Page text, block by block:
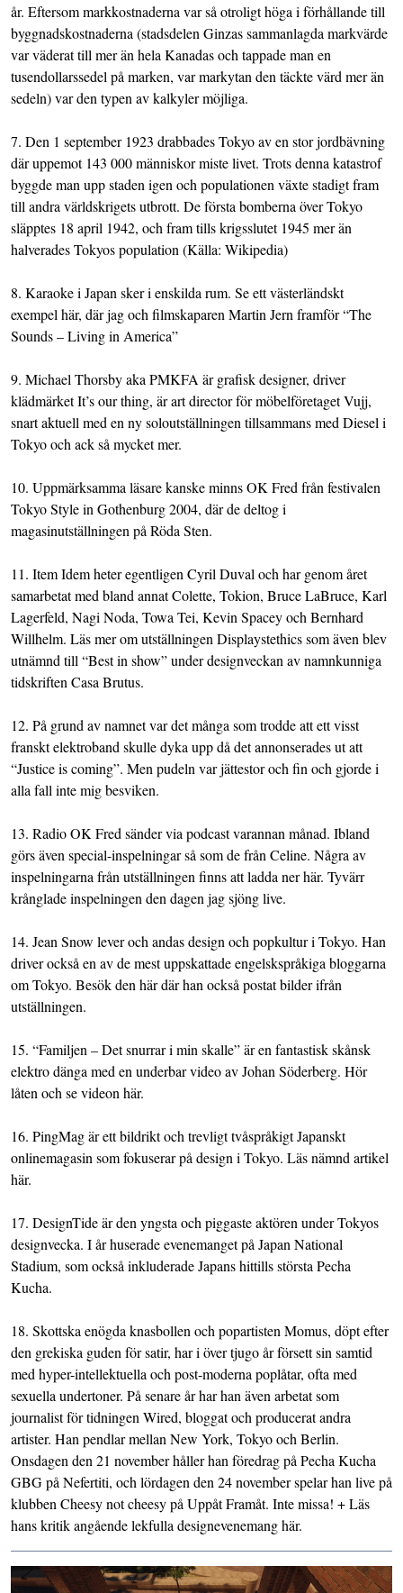
år. Eftersom markkostnaderna var så otroligt höga i förhållande till
byggnadskostnaderna (stadsdelen Ginzas sammanlagda markvärde
var väderat till mer än hela Kanadas och tappade man en
tusendollarssedel på marken, var markytan den täckte värd mer än
sedeln) var den typen av kalkyler möjliga.
7. Den 1 september 1923 drabbades Tokyo av en stor jordbävning
där uppemot 143 000 människor miste livet. Trots denna katastrof
byggde man upp staden igen och populationen växte stadigt fram
till andra världskrigets utbrott. De första bomberna över Tokyo
släpptes 18 april 1942, och fram tills krigsslutet 1945 mer än
halverades Tokyos population (Källa: Wikipedia)
8. Karaoke i Japan sker i enskilda rum. Se ett västerländskt
exempel här, där jag och filmskaparen Martin Jern framför “The
Sounds – Living in America”
9. Michael Thorsby aka PMKFA är grafisk designer, driver
klädmärket It’s our thing, är art director för möbelföretagetVujj,
snart aktuell med en ny soloutställningen tillsammans med Diesel i
Tokyo och ack så mycket mer.
10. Uppmärksamma läsare kanske minns OK Fred från festivalen
Tokyo Style in Gothenburg 2004, där de deltog i
magasinutställningen på Röda Sten.
11. Item Idemheter egentligen Cyril Duval och har genom året
samarbetat med bland annat Colette, Tokion, Bruce LaBruce, Karl
Lagerfeld, Nagi Noda, Towa Tei, Kevin Spacey och Bernhard
Willhelm. Läs mer om utställningen Displaystethicssom även blev
utnämnd till “Best in show” under designveckan av namnkunniga
tidskriften Casa Brutus.
12. På grund av namnet var det många som trodde att ett visst
franskt elektroband skulle dyka upp då det annonserades ut att
“Justice is coming”. Men pudeln var jättestor och fin och gjorde i
alla fall inte mig besviken.
13. Radio OK Fred sänder via podcast varannan månad. Ibland
görs även special-inspelningar så som de från Celine. Några av
inspelningarna från utställningen finns att ladda nerhär. Tyvärr
krånglade inspelningen den dagen jag sjöng live.
14. Jean Snow lever och andas design och popkultur i Tokyo. Han
driver också en av de mest uppskattade engelskspråkiga bloggarna
om Tokyo. Besök den härdär han också postatbilder ifrån
utställningen.
15. “Familjen – Det snurrar i min skalle” är en fantastisk skånsk
elektro dänga med en underbar video av Johan Söderberg. Hör
låten och se videon här.
16. PingMag är ett bildrikt och trevligt tvåspråkigt Japanskt
onlinemagasin som fokuserar på design i Tokyo. Läs nämnd artikel
här.
17. DesignTideär den yngsta och piggaste aktören under Tokyos
designvecka. I år huserade evenemanget på Japan National
Stadium, som också inkluderade Japans hittills största Pecha
Kucha.
18. Skottska enögda knasbollen och popartisten Momus, döpt efter
den grekiska guden för satir, har i över tjugo år försett sin samtid
med hyper-intellektuella och post-moderna poplåtar, ofta med
sexuella undertoner. På senare år har han även arbetat som
journalist för tidningen Wired, bloggat och producerat andra
artister. Han pendlar mellan New York, Tokyo och Berlin.
Onsdagen den 21 november håller han föredrag på Pecha Kucha
GBGpå Nefertiti, och lördagen den 24 november spelar han live på
klubben Cheesy not cheesypå Uppåt Framåt. Inte missa! + Läs
hans kritik angående lekfulla designevenemanghär.